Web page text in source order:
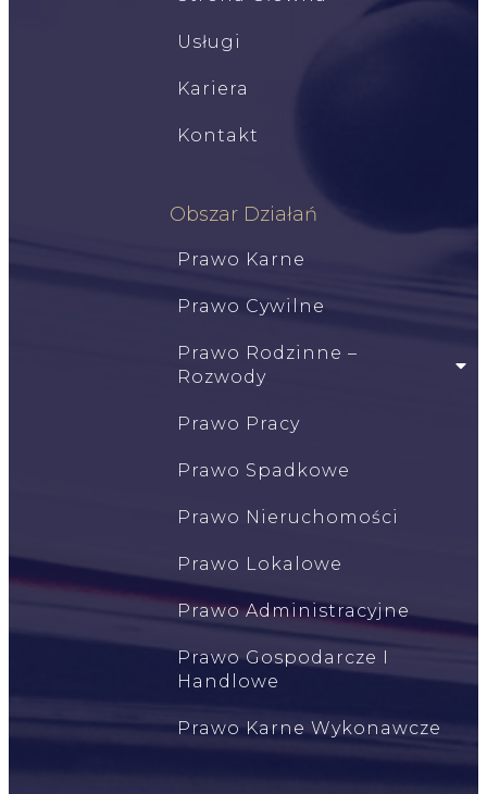
Usługi
Kariera
Kontakt
Obszar Działań
Prawo Karne
Prawo Cywilne
Prawo Rodzinne –
Rozwody
Prawo Pracy
Prawo Spadkowe
Prawo Nieruchomości
Prawo Lokalowe
Prawo Administracyjne
Prawo Gospodarcze I
Handlowe
Prawo Karne Wykonawcze